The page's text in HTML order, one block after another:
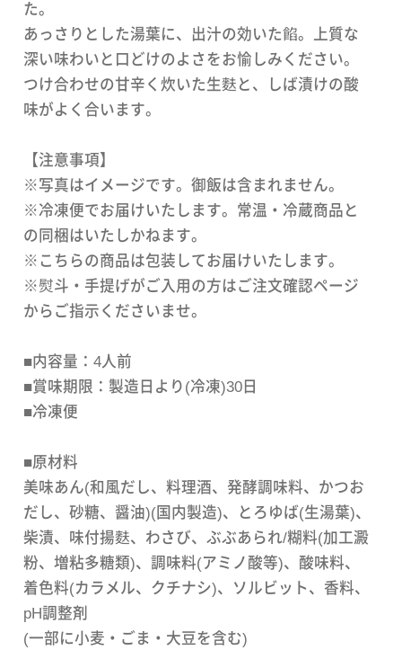
た。
あっさりとした湯葉に、出汁の効いた餡。上質な
深い味わいと口どけのよさをお愉しみください。
つけ合わせの甘辛く炊いた生麩と、しば漬けの酸
味がよく合います。
【注意事項】
※写真はイメージです。御飯は含まれません。
※冷凍便でお届けいたします。常温・冷蔵商品と
の同梱はいたしかねます。
※こちらの商品は包装してお届けいたします。
※熨斗・手提げがご入用の方はご注文確認ページ
からご指示くださいませ。
■内容量：4人前
■賞味期限：製造日より(冷凍)30日
■冷凍便
■原材料
美味あん(和風だし、料理酒、発酵調味料、かつお
だし、砂糖、醤油)(国内製造)、とろゆば(生湯葉)、
柴漬、味付揚麩、わさび、ぶぶあられ/糊料(加工澱
粉、増粘多糖類)、調味料(アミノ酸等)、酸味料、
着色料(カラメル、クチナシ)、ソルビット、香料、
pH調整剤
(一部に小麦・ごま・大豆を含む)